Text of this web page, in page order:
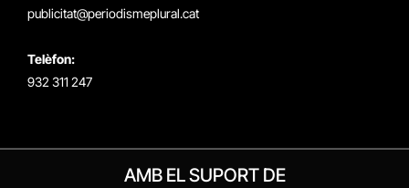
publicitat@periodismeplural.cat
Telèfon:
932 311 247
AMB EL SUPORT DE